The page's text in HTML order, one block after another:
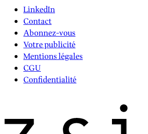
LinkedIn
Contact
Abonnez-vous
Votre publicité
Mentions légales
CGU
Confidentialité